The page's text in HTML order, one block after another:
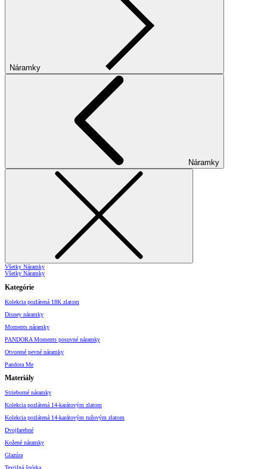
Náramky
Náramky
Všetky Náramky
Všetky Náramky
Kategórie
Kolekcia pozlátená 18K zlatom
Disney náramky
Moments náramky
PANDORA Moments posuvné náramky
Otvorené pevné náramky
Pandora Me
Materiály
Strieborné náramky
Kolekcia pozlátená 14-karátovým zlatom
Kolekcia pozlátená 14-karátovým ružovým zlatom
Dvojfarebné
Kožené náramky
Glazúra
Textilná šnúrka